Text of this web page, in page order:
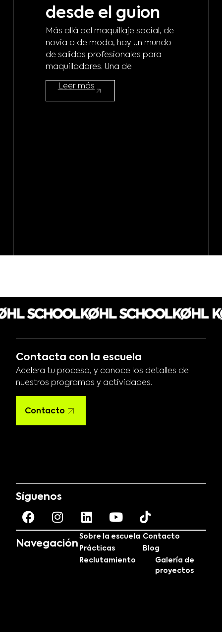
desde el guion
Más allá del maquillaje social, de
novia o de moda, hay un mundo
de salidas profesionales para
maquilladores. Una de
Leer más
Navegación
Sobre la escuela
Prácticas
Reclutamiento
Contacto
Blog
Galería de
proyectos
Contacta con la escuela
Acelera tu proceso, y conoce los detalles de
nuestros programas y actividades.
Contacto
Síguenos